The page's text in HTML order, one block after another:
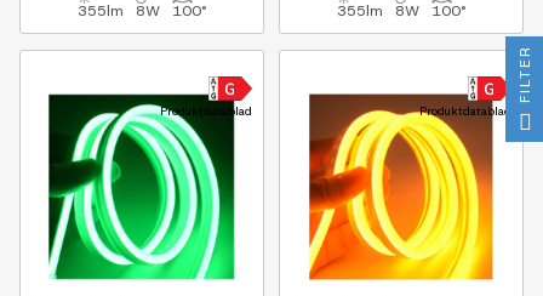
355lm 8W 100° 355lm 8W 100°
Produktdatablad Produktdatablad
FILTER